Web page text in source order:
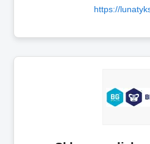
https://